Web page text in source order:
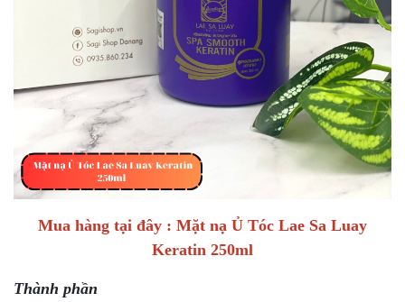
Mua hàng tại đây : Mặt nạ Ủ Tóc Lae Sa Luay
Keratin 250ml
Thành phần